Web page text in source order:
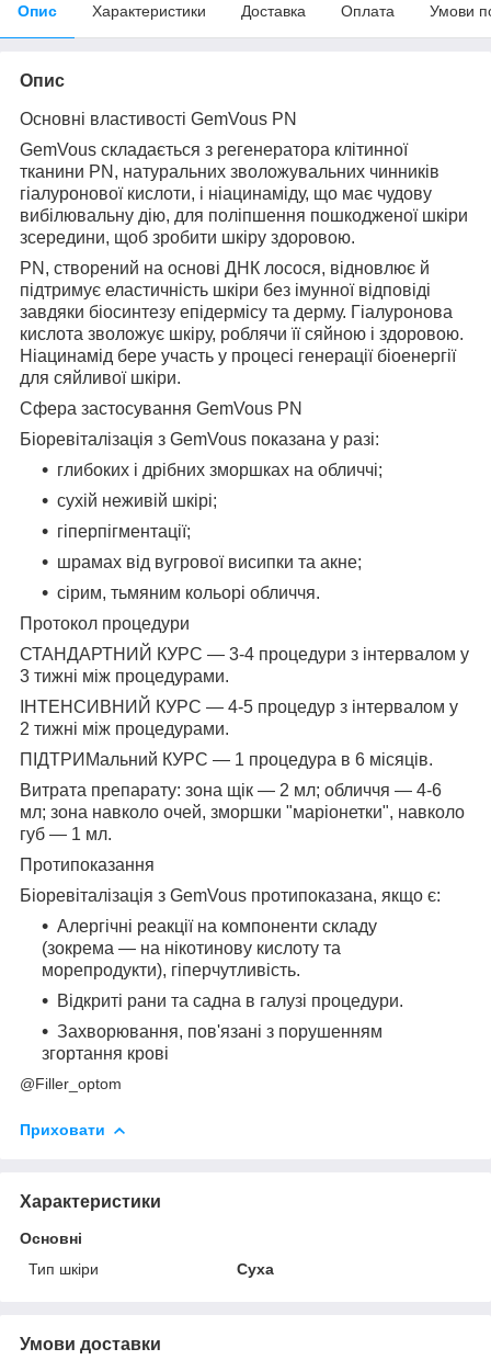
Опис Характеристики Доставка Оплата Умови
Опис
Основні властивості GemVous PN
GemVous складається з регенератора клітинної
тканини PN, натуральних зволожувальних чинників
гіалуронової кислоти, і ніацинаміду, що має чудову
вибілювальну дію, для поліпшення пошкодженої шкіри
зсередини, щоб зробити шкіру здоровою.
PN, створений на основі ДНК лосося, відновлює й
підтримує еластичність шкіри без імунної відповіді
завдяки біосинтезу епідермісу та дерму. Гіалуронова
кислота зволожує шкіру, роблячи її сяйною і здоровою.
Ніацинамід бере участь у процесі генерації біоенергії
для сяйливої шкіри.
Сфера застосування GemVous PN
Біоревіталізація з GemVous показана у разі:
глибоких і дрібних зморшках на обличчі;
сухій неживій шкірі;
гіперпігментації;
шрамах від вугрової висипки та акне;
сірим, тьмяним кольорі обличчя.
Протокол процедури
СТАНДАРТНИЙ КУРС — 3-4 процедури з інтервалом у
3 тижні між процедурами.
ІНТЕНСИВНИЙ КУРС — 4-5 процедур з інтервалом у
2 тижні між процедурами.
ПІДТРИМальний КУРС — 1 процедура в 6 місяців.
Витрата препарату: зона щік — 2 мл; обличчя — 4-6
мл; зона навколо очей, зморшки "маріонетки", навколо
губ — 1 мл.
Протипоказання
Біоревіталізація з GemVous протипоказана, якщо є:
Алергічні реакції на компоненти складу
(зокрема — на нікотинову кислоту та
морепродукти), гіперчутливість.
Відкриті рани та садна в галузі процедури.
Захворювання, пов'язані з порушенням
згортання крові
@Filler_optom
Приховати
Характеристики
Основні
Тип шкіри
Суха
Умови доставки